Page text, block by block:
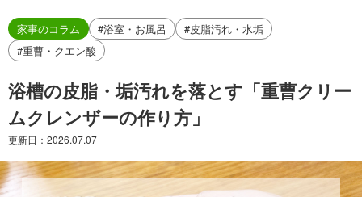
家事のコラム #浴室・お風呂
#皮脂汚れ・水垢
#重曹・クエン酸
浴槽の皮脂・垢汚れを落とす「重曹クリー
ムクレンザーの作り方」
更新日： 2026.07.07